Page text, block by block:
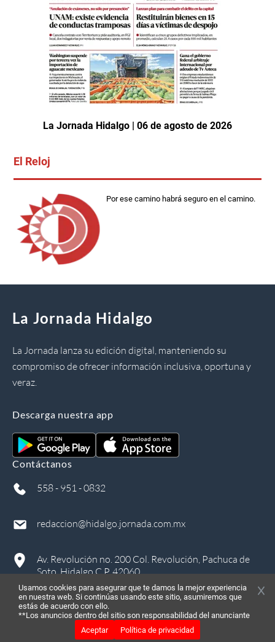
in
La Jornada Hidalgo | 06 de agosto de 2026
El Reloj
Por ese camino habrá seguro en el camino.
La Jornada Hidalgo
La Jornada lanza su edición digital, manteniendo su
compromiso de ofrecer información inclusiva, oportuna y
veraz.
Descarga nuestra app
Contáctanos
558 - 951 - 0832
redaccion@hidalgo.jornada.com.mx
Av. Revolución no. 200 Col. Revolución, Pachuca de
Soto, Hidalgo C.P. 42060
2026, Todos los derechos reservados
Usamos cookies para asegurar que te damos la mejor experiencia
en nuestra web. Si continúas usando este sitio, asumiremos que
estás de acuerdo con ello.
**Los anuncios dentro del sitio son responsabilidad del anunciante
Aceptar
Política de privacidad